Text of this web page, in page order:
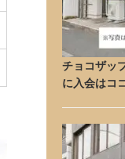
チョコザッ
に入会はコ